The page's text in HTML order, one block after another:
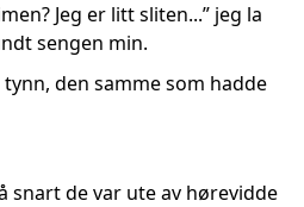
Jeg er litt sliten...” jeg la
sengen min.
den samme som hadde
snart de var ute av hørevidde